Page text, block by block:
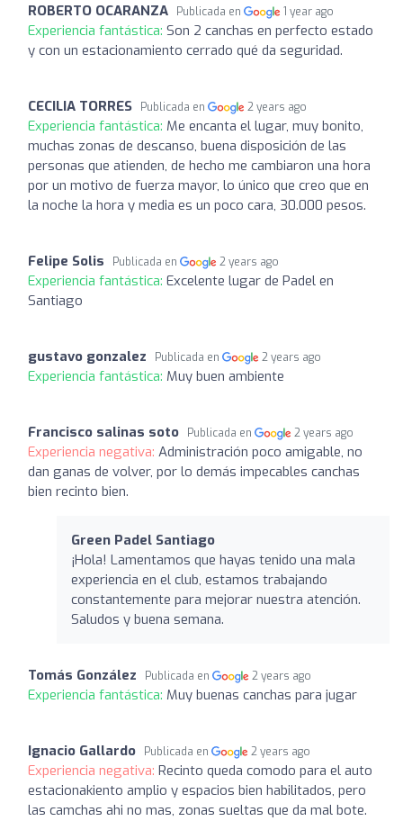
ROBERTO OCARANZA Publicada en 1 year ago
Experiencia fantástica: Son 2 canchas en perfecto estado
y con un estacionamiento cerrado qué da seguridad.
CECILIA TORRES Publicada en 2 years ago
Experiencia fantástica: Me encanta el lugar, muy bonito,
muchas zonas de descanso, buena disposición de las
personas que atienden, de hecho me cambiaron una hora
por un motivo de fuerza mayor, lo único que creo que en
la noche la hora y media es un poco cara, 30.000 pesos.
Felipe Solis Publicada en 2 years ago
Experiencia fantástica: Excelente lugar de Padel en
Santiago
gustavo gonzalez Publicada en 2 years ago
Experiencia fantástica: Muy buen ambiente
Francisco salinas soto Publicada en 2 years ago
Experiencia negativa: Administración poco amigable, no
dan ganas de volver, por lo demás impecables canchas
bien recinto bien.
Green Padel Santiago
¡Hola! Lamentamos que hayas tenido una mala
experiencia en el club, estamos trabajando
constantemente para mejorar nuestra atención.
Saludos y buena semana.
Tomás González Publicada en 2 years ago
Experiencia fantástica: Muy buenas canchas para jugar
Ignacio Gallardo Publicada en 2 years ago
Experiencia negativa: Recinto queda comodo para el auto
estacionakiento amplio y espacios bien habilitados, pero
las camchas ahi no mas, zonas sueltas que da mal bote.